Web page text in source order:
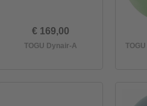
€ 169,00
TOGU Dynair-A